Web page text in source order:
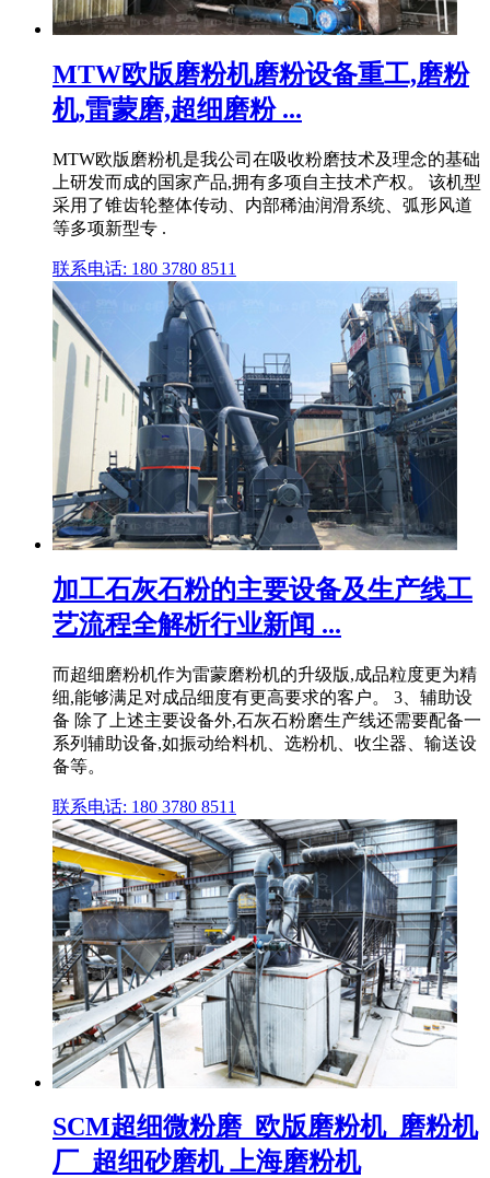
MTW欧版磨粉机磨粉设备重工,磨粉
机,雷蒙磨,超细磨粉 ...
MTW欧版磨粉机是我公司在吸收粉磨技术及理念的基础
上研发而成的国家产品,拥有多项自主技术产权。 该机型
采用了锥齿轮整体传动、内部稀油润滑系统、弧形风道
等多项新型专 .
联系电话: 180 3780 8511
加工石灰石粉的主要设备及生产线工
艺流程全解析行业新闻 ...
而超细磨粉机作为雷蒙磨粉机的升级版,成品粒度更为精
细,能够满足对成品细度有更高要求的客户。 3、辅助设
备 除了上述主要设备外,石灰石粉磨生产线还需要配备一
系列辅助设备,如振动给料机、选粉机、收尘器、输送设
备等。
联系电话: 180 3780 8511
SCM超细微粉磨_欧版磨粉机_磨粉机
厂_超细砂磨机 上海磨粉机